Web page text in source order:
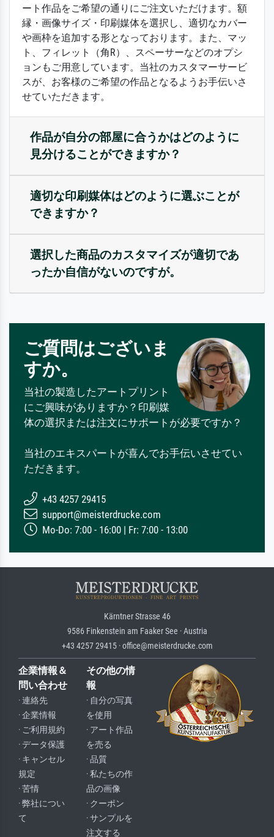
ート作品をご希望の通りにご注文いただけます。額
縁・画像サイズ・印刷媒体を選択し、適切なカバー
や画枠を追加する形となっております。また、マッ
ト、フィレット（角R）、スペーサーなどのオプシ
ョンもご用意しています。当社のカスタマーサービ
スが、お客様のご希望の作品となるようお手伝いさ
せていただきます。
作品が自分の部屋に合うかはどのように
見分けることができますか？
適切な印刷媒体はどのように選ぶことが
できますか？
選択した商品のカスタマイズが適切であ
ったか自信がないのですが。
ご質問はございま
すか。
当社の製造したアートプリント
にご興味がありますか？印刷媒
体の選択または注文にサポートが必要ですか？
当社のエキスパートが喜んでお手伝いさせてい
ただきます。
+43 4257 29415
support@meisterdrucke.com
Mo-Do: 7:00 - 16:00 | Fr: 7:00 - 13:00
Kärntner Strasse 46
9586 Finkenstein am Faaker See · Austria
+43 4257 29415 · office@meisterdrucke.com
企業情報＆
問い合わせ
· 連絡先
· 企業情報
· ご利用規約
· データ保護
· キャンセル
規定
· 苦情
· 弊社につい
て
その他の情
報
· 自分の写真
を使用
· アート作品
を売る
· 品質
· 私たちの作
品の画像
· クーポン
· サンプルを
注文する